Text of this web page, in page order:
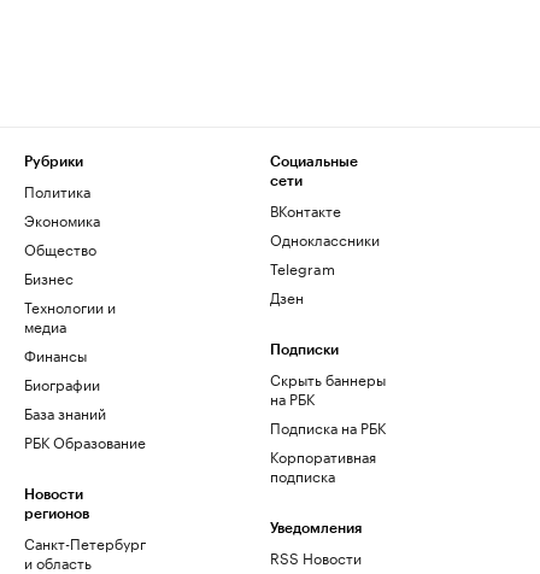
Рубрики
Политика
Экономика
Общество
Бизнес
Технологии и
медиа
Финансы
Биографии
База знаний
РБК Образование
Новости
регионов
Санкт-Петербург
и область
Социальные
сети
ВКонтакте
Одноклассники
Telegram
Дзен
Подписки
Скрыть баннеры
на РБК
Подписка на РБК
Корпоративная
подписка
Уведомления
RSS Новости